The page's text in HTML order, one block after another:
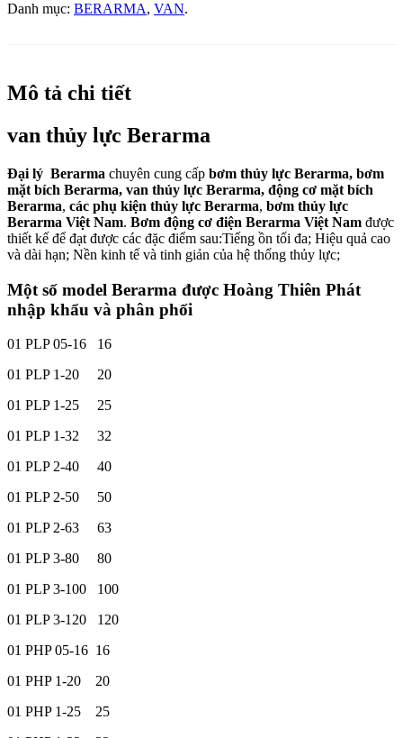
Danh mục: BERARMA, VAN.
Mô tả chi tiết
van thủy lực Berarma
Đại lý Berarma chuyên cung cấp bơm thủy lực Berarma, bơm
mặt bích Berarma, van thủy lực Berarma, động cơ mặt bích
Berarma, các phụ kiện thủy lực Berarma, bơm thủy lực
Berarma Việt Nam. Bơm động cơ điện Berarma Việt Nam được
thiết kế để đạt được các đặc điểm sau:Tiếng ồn tối đa; Hiệu quả cao
và dài hạn; Nền kinh tế và tinh giản của hệ thống thủy lực;
Một số model Berarma được Hoàng Thiên Phát
nhập khẩu và phân phối
01 PLP 05-16 16
01 PLP 1-20 20
01 PLP 1-25 25
01 PLP 1-32 32
01 PLP 2-40 40
01 PLP 2-50 50
01 PLP 2-63 63
01 PLP 3-80 80
01 PLP 3-100 100
01 PLP 3-120 120
01 PHP 05-16 16
01 PHP 1-20 20
01 PHP 1-25 25